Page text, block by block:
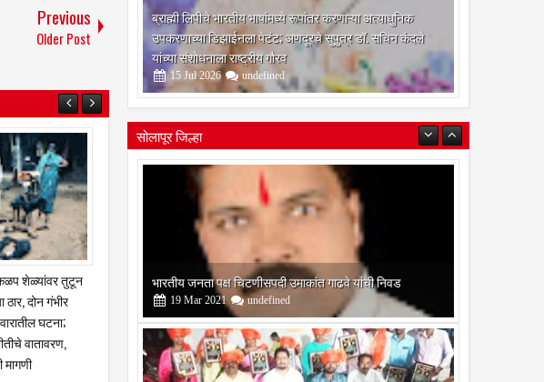
Previous
Older Post
एसआयआर मोहीम : नळदुर्ग शहरातील
३,९२४ मतदारांची नावे वगळलीमयत,
दुबार, स्थलांतरित व न सापडलेल्या
मतदारांची छाननी; दावे-हरकती दाखल
करण्याचे आवाहन
07
2026
ब्राह्मी लिपीचे भारतीय भाषांमध्ये रूपांतर करणाऱ्या अत्याधुनिक
उपकरणाच्या डिझाईनला पेटंट; अणदूरचे सुपुत्र डॉ. सचिन कंदले
यांच्या संशोधनाला राष्ट्रीय गौरव
15 Jul 2026 undefined
सोलापूर जिल्हा
बोरेगाव येथे कांचन फौंडेशन शाखेचे उद्घाटन
13 Mar 2021 undefined